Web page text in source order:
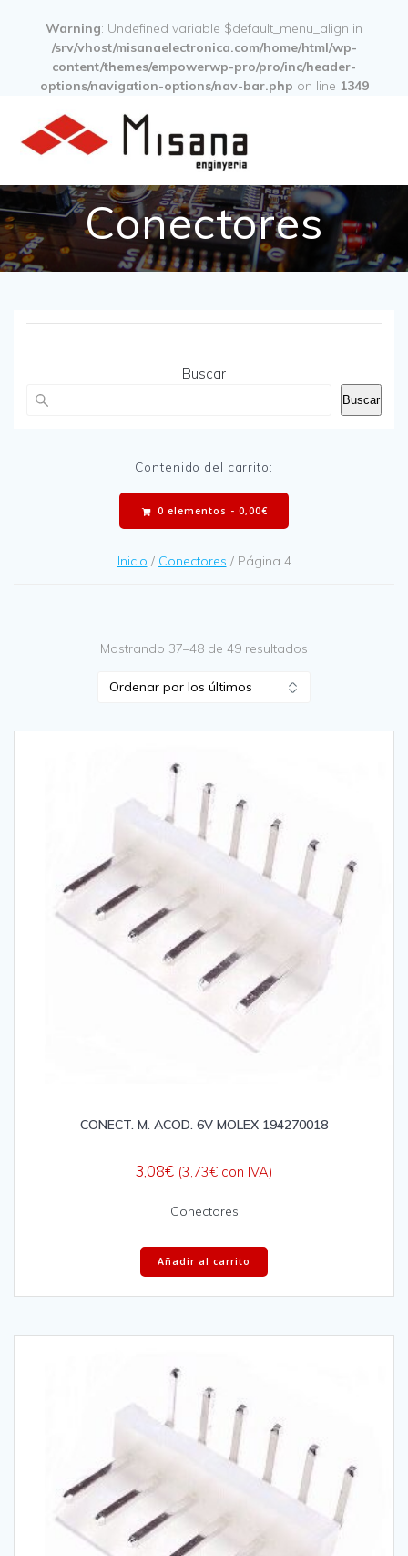
Warning: Undefined variable $default_menu_align in
/srv/vhost/misanaelectronica.com/home/html/wp-
content/themes/empowerwp-pro/pro/inc/header-
options/navigation-options/nav-bar.php on line 1349
Conectores
Buscar
Buscar
Contenido del carrito:
0 elementos - 0,00€
Inicio / Conectores / Página 4
Mostrando 37–48 de 49 resultados
CONECT. M. ACOD. 6V MOLEX 194270018
3,08€ (3,73€ con IVA)
Conectores
Añadir al carrito